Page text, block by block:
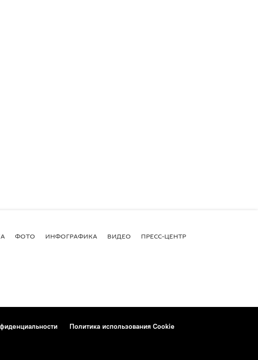
ФОТО ИНФОГРАФИКА ВИДЕО ПРЕСС-ЦЕНТР
Политика использования Cookie